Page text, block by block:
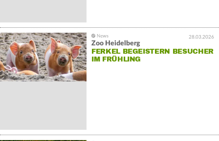
28.03.2026
Zoo Heidelberg
FERKEL BEGEISTERN BESUCHER
IM FRÜHLING